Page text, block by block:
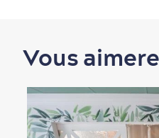
Vous